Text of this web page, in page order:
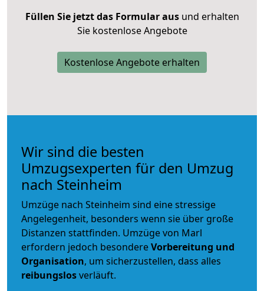
Füllen Sie jetzt das Formular ausund erhalten
Sie kostenlose Angebote
Kostenlose Angebote erhalten
Wir sind die besten
Umzugsexperten für den Umzug
nach Steinheim
Umzüge nach Steinheim sind eine stressige
Angelegenheit, besonders wenn sie über große
Distanzen stattfinden. Umzüge von Marl
erfordern jedoch besondereVorbereitung und
Organisation, um sicherzustellen, dass alles
reibungslosverläuft.